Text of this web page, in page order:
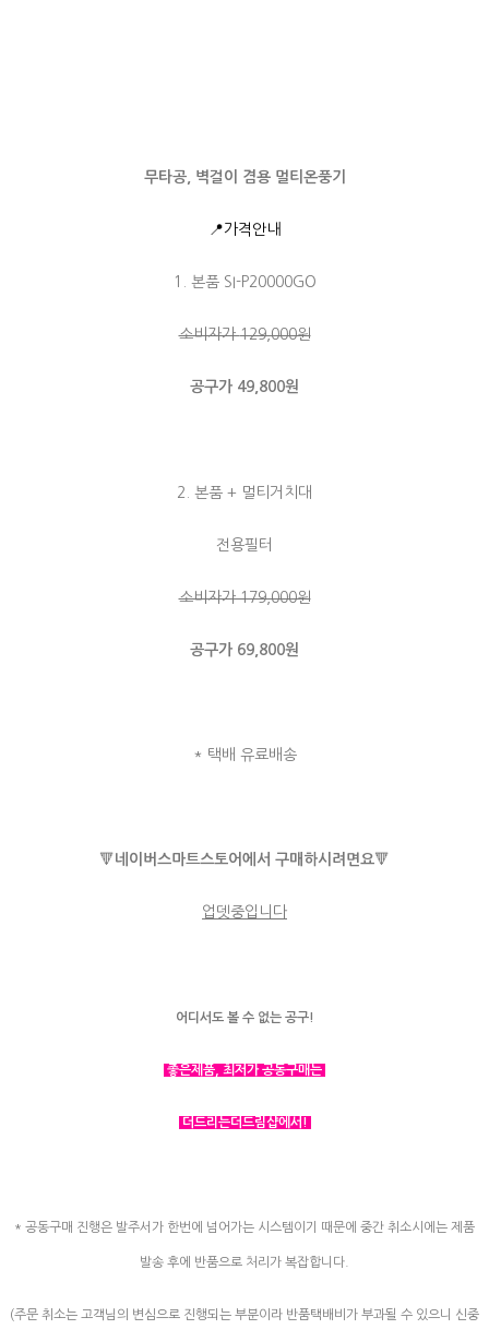
무타공, 벽걸이 겸용 멀티온풍기
📍가격안내
1. 본품 SI-P20000GO
소비자가129,000원
공구가 49,800원
2. 본품 + 멀티거치대
전용필터
소비자가 179,000원
공구가 69,800원
* 택배 유료배송
🔻 네이버스마트스토어에서 구매하시려면요🔻
업뎃중입니다
어디서도 볼 수 없는 공구!
좋은제품, 최저가 공동구매는
더드리는더드림샵에서!
* 공동구매 진행은 발주서가 한번에 넘어가는 시스템이기 때문에 중간 취소시에는 제품
발송 후에 반품으로 처리가 복잡합니다.
(주문 취소는 고객님의 변심으로 진행되는 부분이라 반품택배비가 부과될 수 있으니 신중